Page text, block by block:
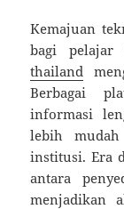
Kemajuan
bagi pelajar
thailand
Berbagai
informasi
lebih
institusi. Era
antara
menjadikan